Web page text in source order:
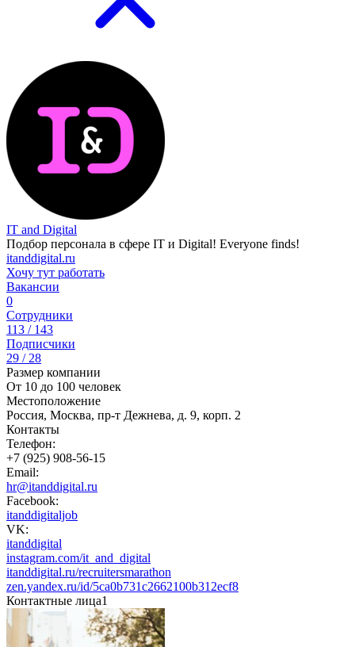
IT and Digital
Подбор персонала в сфере IT и Digital! Everyone finds!
itanddigital.ru
Хочу тут работать
Вакансии
0
Сотрудники
113 / 143
Подписчики
29 / 28
Размер компании
От 10 до 100 человек
Местоположение
Россия, Москва, пр-т Дежнева, д. 9, корп. 2
Контакты
Телефон:
+7 (925) 908-56-15
Email:
hr@itanddigital.ru
Facebook:
itanddigitaljob
VK:
itanddigital
instagram.com/it_and_digital
itanddigital.ru/recruitersmarathon
zen.yandex.ru/id/5ca0b731c2662100b312ecf8
Контактные лица1